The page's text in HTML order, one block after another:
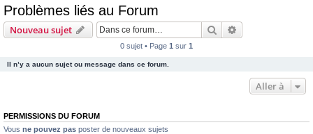
h
Problèmes liés au Forum
Nouveau sujet Rechercher
0 sujet • Page 1 sur 1
Il n’y a aucun sujet ou message dans ce forum.
Aller à
PERMISSIONS DU FORUM
Vous ne pouvez pas poster de nouveaux sujets